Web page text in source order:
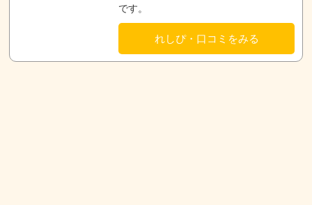
です。
れしぴ・口コミをみる